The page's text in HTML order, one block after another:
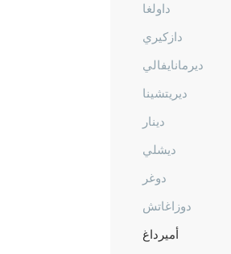
داولغا
دازكيري
ديرمانايفالي
ديريتشينا
دينار
ديشلي
دوغر
دوزاغاتش
أميرداغ